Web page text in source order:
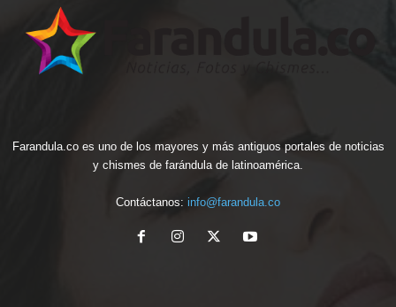
Farandula.co es uno de los mayores y más antiguos portales de noticias
y chismes de farándula de latinoamérica.
Contáctanos: info@farandula.co